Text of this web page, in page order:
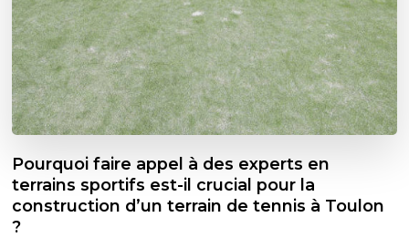
Pourquoi faire appel à des experts en
terrains sportifs est-il crucial pour la
construction d’un terrain de tennis à Toulon
?